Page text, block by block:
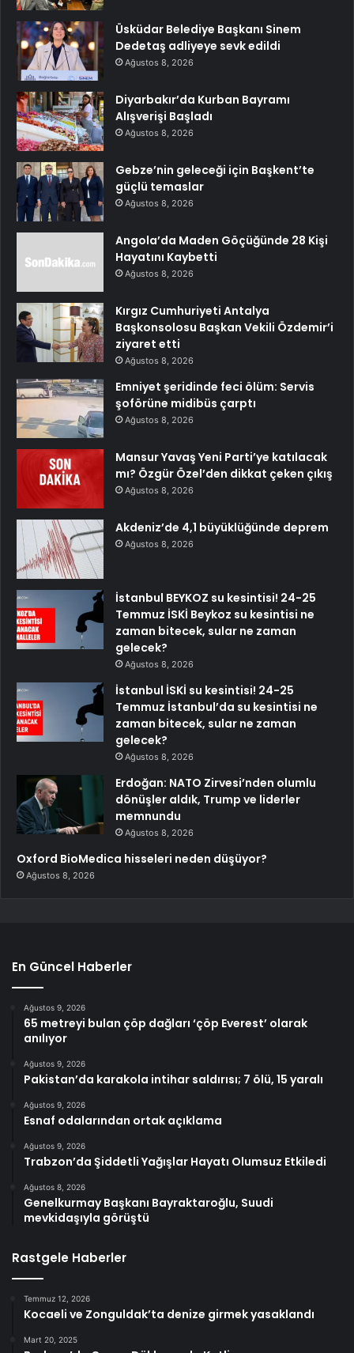
Üsküdar Belediye Başkanı Sinem
Dedetaş adliyeye sevk edildi
Ağustos 8, 2026
Diyarbakır’da Kurban Bayramı
Alışverişi Başladı
Ağustos 8, 2026
Gebze’nin geleceği için Başkent’te
güçlü temaslar
Ağustos 8, 2026
Angola’da Maden Göçüğünde 28 Kişi
Hayatını Kaybetti
Ağustos 8, 2026
Kırgız Cumhuriyeti Antalya
Başkonsolosu Başkan Vekili Özdemir’i
ziyaret etti
Ağustos 8, 2026
Emniyet şeridinde feci ölüm: Servis
şoförüne midibüs çarptı
Ağustos 8, 2026
Mansur Yavaş Yeni Parti’ye katılacak
mı? Özgür Özel’den dikkat çeken çıkış
Ağustos 8, 2026
Akdeniz’de 4,1 büyüklüğünde deprem
Ağustos 8, 2026
İstanbul BEYKOZ su kesintisi! 24-25
Temmuz İSKİ Beykoz su kesintisi ne
zaman bitecek, sular ne zaman
gelecek?
Ağustos 8, 2026
İstanbul İSKİ su kesintisi! 24-25
Temmuz İstanbul’da su kesintisi ne
zaman bitecek, sular ne zaman
gelecek?
Ağustos 8, 2026
Erdoğan: NATO Zirvesi’nden olumlu
dönüşler aldık, Trump ve liderler
memnundu
Ağustos 8, 2026
Oxford BioMedica hisseleri neden düşüyor?
Ağustos 8, 2026
En Güncel Haberler
Ağustos 9, 2026
65 metreyi bulan çöp dağları ‘çöp Everest’ olarak
anılıyor
Ağustos 9, 2026
Pakistan’da karakola intihar saldırısı; 7 ölü, 15 yaralı
Ağustos 9, 2026
Esnaf odalarından ortak açıklama
Ağustos 9, 2026
Trabzon’da Şiddetli Yağışlar Hayatı Olumsuz Etkiledi
Ağustos 8, 2026
Genelkurmay Başkanı Bayraktaroğlu, Suudi
mevkidaşıyla görüştü
Rastgele Haberler
Temmuz 12, 2026
Kocaeli ve Zonguldak’ta denize girmek yasaklandı
Mart 20, 2025